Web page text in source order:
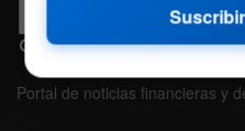
Portal de noticias financieras y